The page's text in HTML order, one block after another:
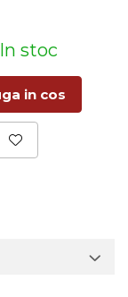
In stoc
in cos